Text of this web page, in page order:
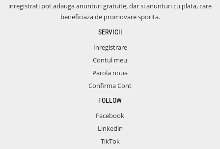
inregistrati pot adauga anunturi gratuite, dar si anunturi cu plata, care
beneficiaza de promovare sporita.
SERVICII
Inregistrare
Contul meu
Parola noua
Confirma Cont
FOLLOW
Facebook
Linkedin
TikTok